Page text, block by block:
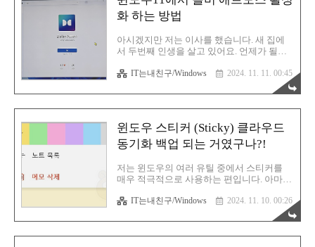
쓰였습니다. 무엇보다도 덩치가 커지면서 프
로그램 자체가 좀 무거워진 느낌을 받았고
긴 합니다만, 뭔가 최신버전을 사용하지 못
한다는 사실이 좀 못마땅한 부분이기도 하고
글 서치를 하기 시작했고 결국 찾아냈습니
다. 포니소프트 포커스온 다운로드 포커스온
이미지 뷰어이미지 보기 상태에서 확대/축소
화 하는 방법
아시겠지만 저는 이사를 했습니다. 새 집에
서 두번째 인생을 살고 있어요. 언제가 될지
서 짱짱한 사운드를 만끽하며 미디어를 즐기
겠다고 막연하게만 생각하던 것들을 드디어
경험하게 되었습니다. 제 글을 꾸준히 보신
분들은 아시다시피 이미 86인치 대형 TV는
사운드바도 설치가 끝난 상태입니다. 이제
미디어와 사운드 설정만 하면 됩니다. LG
UHD 4K 울트라 86UR9300KNA 86인치 LED
TV 후기 LG UHD 4K 울트라 86UR9300KNA
86인치 LED TV 후기역시 TV는 엘지인가요?
OLED로 넘어가면 삼성이 더 좋다는 이야기
가 있는데, 해상도와 화질 이전에 더 중요한
건 바로 크기! 혹시 거거익선이라는 말..
IT는내친구/Windows 2024. 11. 11. 00:45
윈도우 스티커 (Sticky) 클라우드
동기화 백업 되는 거였구나?!
저는 윈도우의 여러 유틸 중에서 스티커를
매우 적극적으로 사용하는 편입니다. 아마
우리에게 가장 익숙한 키워드는 바로 포스트
잇이죠. 딱! 디자인 UI가 포스트잇을 연상케
합니다. 그래서 자주 사용하는 것 같아요. 포
스트잇의 역할이 딱 그거잖아요? 급한 용무
IT는내친구/Windows 2024. 11. 10. 00:26